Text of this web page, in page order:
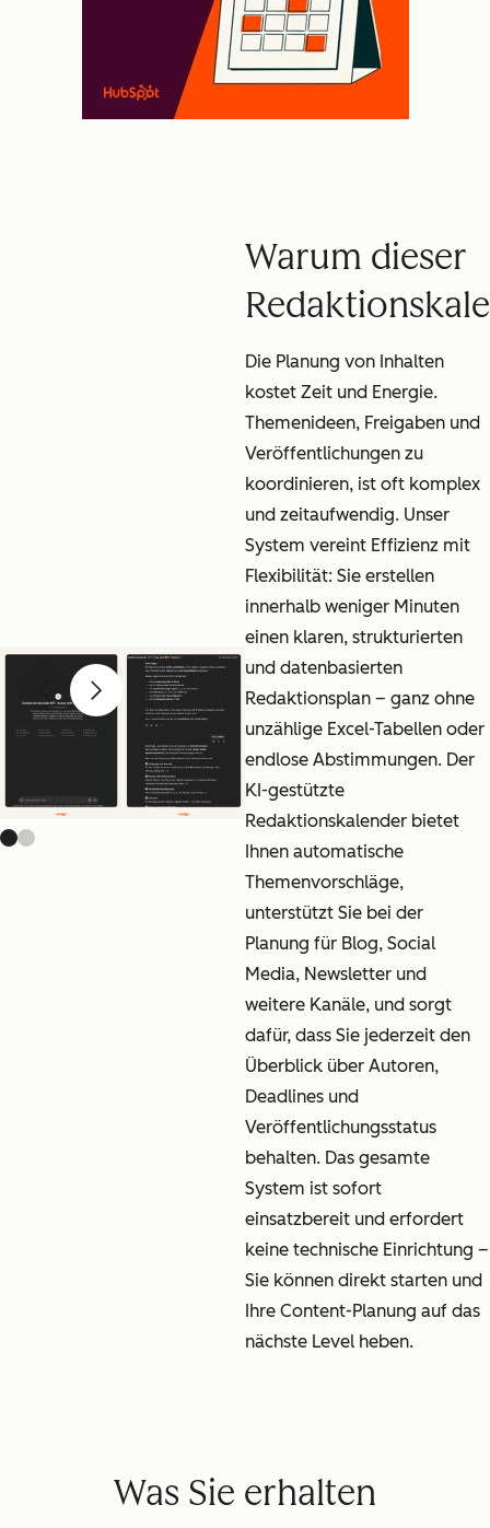
Previous slide
Next slide
Warum dieser
Die Planung von Inhalten
kostet Zeit und Energie.
Themenideen, Freigaben und
Veröffentlichungen zu
koordinieren, ist oft komplex
und zeitaufwendig. Unser
System vereint Effizienz mit
Flexibilität: Sie erstellen
innerhalb weniger Minuten
einen klaren, strukturierten
und datenbasierten
Redaktionsplan – ganz ohne
unzählige Excel-Tabellen oder
endlose Abstimmungen. Der
KI-gestützte
Redaktionskalender bietet
Ihnen automatische
Themenvorschläge,
unterstützt Sie bei der
Planung für Blog, Social
Media, Newsletter und
weitere Kanäle, und sorgt
dafür, dass Sie jederzeit den
Überblick über Autoren,
Deadlines und
Veröffentlichungsstatus
behalten. Das gesamte
System ist sofort
einsatzbereit und erfordert
keine technische Einrichtung –
Sie können direkt starten und
Ihre Content-Planung auf das
nächste Level heben.
Was Sie erhalten